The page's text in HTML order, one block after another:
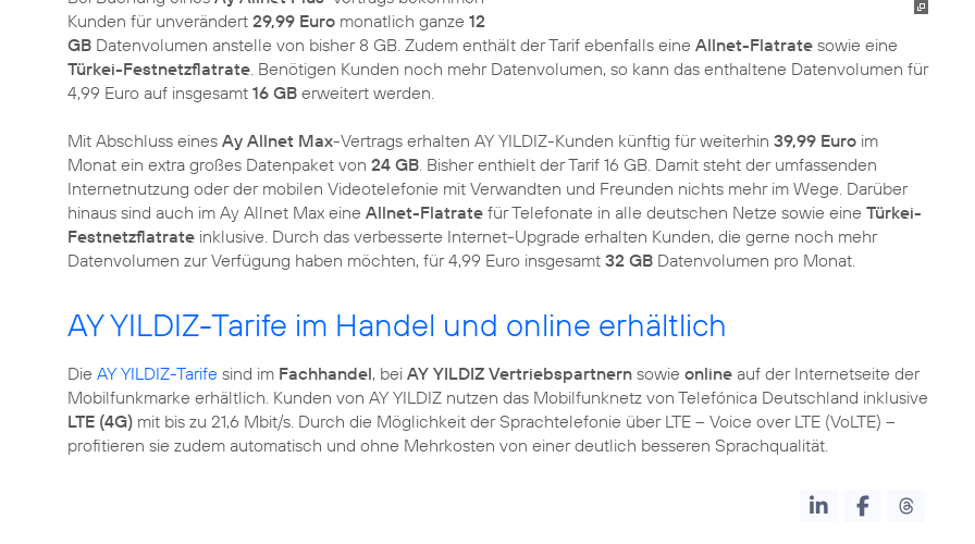
Kunden für unverändert 29,99 Euro monatlich ganze 12
GB Datenvolumen anstelle von bisher 8 GB. Zudem enthält der Tarif ebenfalls eine Allnet-Flatrate sowie eine
Türkei-Festnetzflatrate. Benötigen Kunden noch mehr Datenvolumen, so kann das enthaltene Datenvolumen für
4,99 Euro auf insgesamt 16 GB erweitert werden.
Mit Abschluss eines Ay Allnet Max-Vertrags erhalten AY YILDIZ-Kunden künftig für weiterhin 39,99 Euro im
Monat ein extra großes Datenpaket von 24 GB. Bisher enthielt der Tarif 16 GB. Damit steht der umfassenden
Internetnutzung oder der mobilen Videotelefonie mit Verwandten und Freunden nichts mehr im Wege. Darüber
hinaus sind auch im Ay Allnet Max eine Allnet-Flatrate für Telefonate in alle deutschen Netze sowie eine Türkei-
Festnetzflatrate inklusive. Durch das verbesserte Internet-Upgrade erhalten Kunden, die gerne noch mehr
Datenvolumen zur Verfügung haben möchten, für 4,99 Euro insgesamt 32 GB Datenvolumen pro Monat.
AY YILDIZ-Tarife im Handel und online erhältlich
Die AY YILDIZ-Tarife sind im Fachhandel, bei AY YILDIZ Vertriebspartnern sowie online auf der Internetseite der
Mobilfunkmarke erhältlich. Kunden von AY YILDIZ nutzen das Mobilfunknetz von Telefónica Deutschland inklusive
LTE (4G) mit bis zu 21,6 Mbit/s. Durch die Möglichkeit der Sprachtelefonie über LTE – Voice over LTE (VoLTE) –
profitieren sie zudem automatisch und ohne Mehrkosten von einer deutlich besseren Sprachqualität.